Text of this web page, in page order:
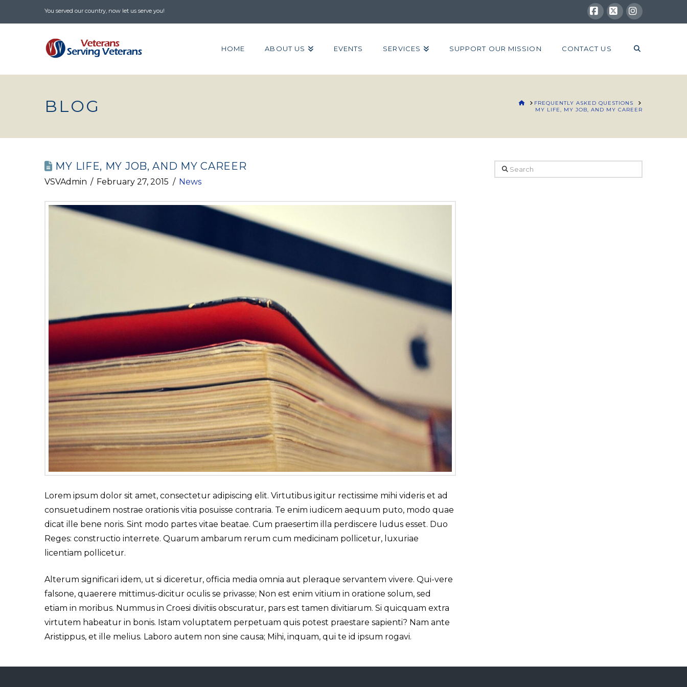
You served our country, now let us serve you!
Facebook
X Instagram
HOME ABOUT US EVENTS SERVICES SUPPORT OUR MISSION CONTACT US
BLOG HOMEFREQUENTLY ASKED QUESTIONS
MY LIFE, MY JOB, AND MY CAREER
MY LIFE, MY JOB, AND MY CAREER
VSVAdmin February 27, 2015 News
Lorem ipsum dolor sit amet, consectetur adipiscing elit. Virtutibus igitur rectissime mihi videris et ad
consuetudinem nostrae orationis vitia posuisse contraria. Te enim iudicem aequum puto, modo quae
dicat ille bene noris. Sint modo partes vitae beatae. Cum praesertim illa perdiscere ludus esset. Duo
Reges: constructio interrete. Quarum ambarum rerum cum medicinam pollicetur, luxuriae
licentiam pollicetur.
Alterum significari idem, ut si diceretur, officia media omnia aut pleraque servantem vivere. Qui-vere
falsone, quaerere mittimus-dicitur oculis se privasse; Non est enim vitium in oratione solum, sed
etiam in moribus. Nummus in Croesi divitiis obscuratur, pars est tamen divitiarum. Si quicquam extra
virtutem habeatur in bonis. Istam voluptatem perpetuam quis potest praestare sapienti? Nam ante
Aristippus, et ille melius. Laboro autem non sine causa; Mihi, inquam, qui te id ipsum rogavi.
Search